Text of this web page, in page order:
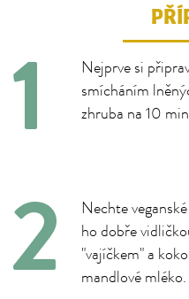
Nejprve si
smícháním
zhruba na 10
Nechte
ho dobře
"vajíčkem" a
mandlové mléko.